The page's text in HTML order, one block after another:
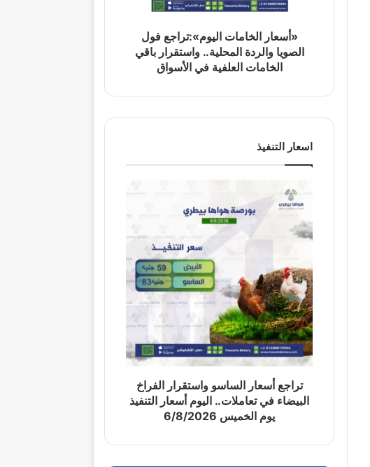
«أسعار الخامات اليوم»:تراجع فول
الصويا والردة المحلية.. واستقرار باقي
الخامات العلفية في الأسواق
اسعار التنفيذ
تراجع أسعار الساسو واستقرار الفراخ
البيضاء في تعاملات.. اليوم أسعار التنفيذ
يوم الخميس 6/8/2026